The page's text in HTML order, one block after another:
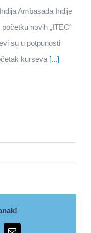
Ambasada Indije
novih „ITEC“
su u potpunosti
kurseva [...]